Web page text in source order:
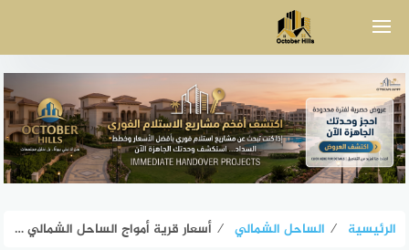
الرئيسية ⁄ الساحل الشمالي ⁄ أسعار قرية أمواج الساحل الشمالي Amwaj North Coast جدول الأقساط